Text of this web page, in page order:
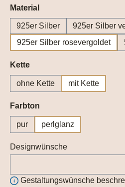
Materialauswählen
925er Silber
925er Silber
925er Silber rosevergoldet
Ketteauswählen
ohne Kette mit Kette
Farbton
pur perlglanz
Designwünsche
Gestaltungswünsche